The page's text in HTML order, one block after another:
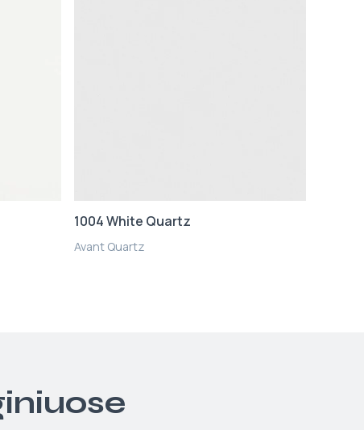
1004 White Quartz
Avant Quartz